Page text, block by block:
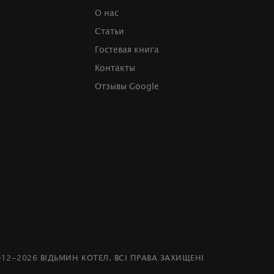
О нас
Статьи
Гостевая книга
Контакты
Отзывы Google
2026 ВІДЬМИН КОТЕЛ. ВСІ ПРАВА ЗАХИЩЕНІ